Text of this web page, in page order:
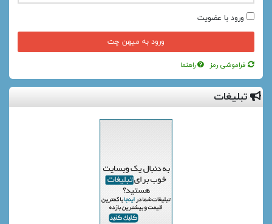
ورود با عضویت
فراموشی رمز راهنما
تبلیغات